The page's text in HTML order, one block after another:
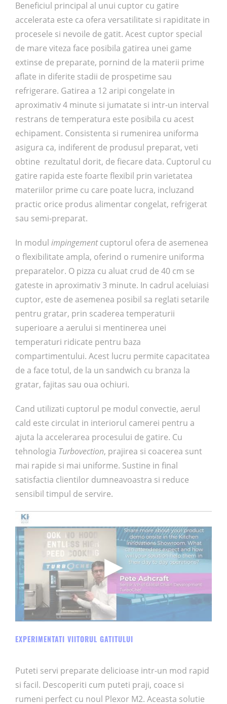
Beneficiul principal al unui cuptor cu gatire
accelerata este ca ofera versatilitate si rapiditate in
procesele si nevoile de gatit. Acest cuptor special
de mare viteza face posibila gatirea unei game
extinse de preparate, pornind de la materii prime
aflate in diferite stadii de prospetime sau
refrigerare. Gatirea a 12 aripi congelate in
aproximativ 4 minute si jumatate si intr-un interval
restrans de temperatura este posibila cu acest
echipament. Consistenta si rumenirea uniforma
asigura ca, indiferent de produsul preparat, veti
obtine rezultatul dorit, de fiecare data. Cuptorul cu
gatire rapida este foarte flexibil prin varietatea
materiilor prime cu care poate lucra, incluzand
practic orice produs alimentar congelat, refrigerat
sau semi-preparat.
In modul impingementcuptorul ofera de asemenea
o flexibilitate ampla, oferind o rumenire uniforma
preparatelor. O pizza cu aluat crud de 40 cm se
gateste in aproximativ 3 minute. In cadrul aceluiasi
cuptor, este de asemenea posibil sa reglati setarile
pentru gratar, prin scaderea temperaturii
superioare a aerului si mentinerea unei
temperaturi ridicate pentru baza
compartimentului. Acest lucru permite capacitatea
de a face totul, de la un sandwich cu branza la
gratar, fajitas sau oua ochiuri.
Cand utilizati cuptorul pe modul convectie, aerul
cald este circulat in interiorul camerei pentru a
ajuta la accelerarea procesului de gatire. Cu
tehnologia Turbovection, prajirea si coacerea sunt
mai rapide si mai uniforme. Sustine in final
satisfactia clientilor dumneavoastra si reduce
sensibil timpul de servire.
EXPERIMENTATI VIITORUL GATITULUI
Puteti servi preparate delicioase intr-un mod rapid
si facil. Descoperiti cum puteti praji, coace si
rumeni perfect cu noul Plexor M2. Aceasta solutie